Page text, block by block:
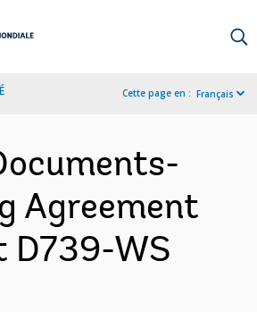
Cette page en : Français
Agreement
D739-WS